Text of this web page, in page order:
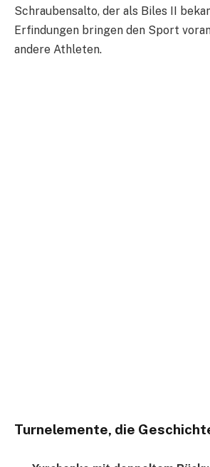
Schraubensalto, der als Biles II
Erfindungen bringen den Sport
andere Athleten.
Turnelemente, die